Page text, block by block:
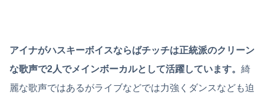
アイナがハスキーボイスならばチッチは正統派のクリーン
な歌声で2人でメインボーカルとして活躍しています。 綺
麗な歌声ではあるがライブなどでは力強くダンスなども迫